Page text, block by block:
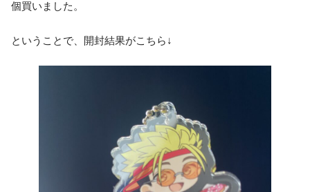
個買いました。
ということで、開封結果がこちら↓